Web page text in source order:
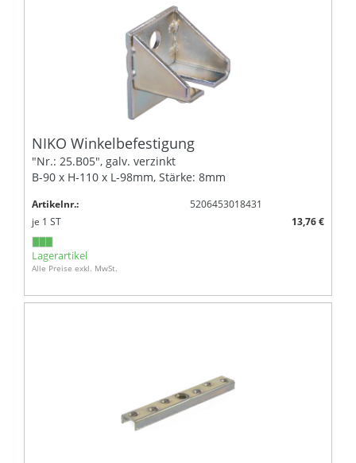
NIKO Winkelbefestigung
"Nr.: 25.B05", galv. verzinkt
B-90 x H-110 x L-98mm, Stärke: 8mm
Artikelnr.:
5206453018431
je 1 ST 13,76 €
Lagerartikel
Alle Preise exkl. MwSt.